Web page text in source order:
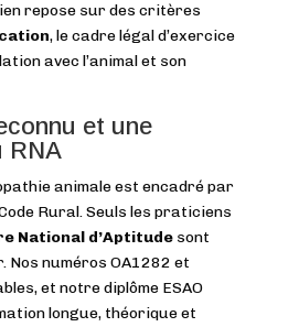
repose sur des critères
, le cadre légal d’exercice
avec l’animal et son
et une
RNA
animale est encadré par
Rural. Seuls les praticiens
National d’Aptitudesont
numéros OA1282 et
et notre diplôme ESAO
longue, théorique et